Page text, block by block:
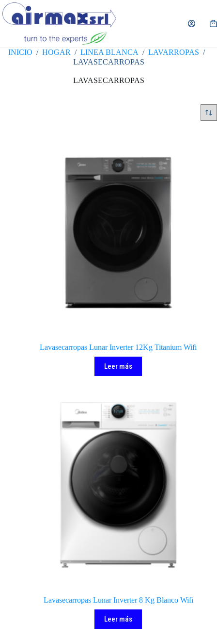
Saltar
al
contenido
INICIO / HOGAR / LINEA BLANCA / LAVARROPAS /
LAVASECARROPAS
LAVASECARROPAS
Lavasecarropas Lunar Inverter 12Kg Titanium Wifi
Leer más
Lavasecarropas Lunar Inverter 8 Kg Blanco Wifi
Leer más